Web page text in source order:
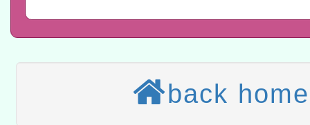
本館辦理115年度閱讀磐
讀推動專業研習
科技賦能─人工智慧(AI)工
A3數位素養講師名單
back home